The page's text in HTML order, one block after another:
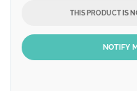
THIS PRODUCT IS
NOTIFY